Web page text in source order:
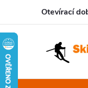
obsah
Otevírací